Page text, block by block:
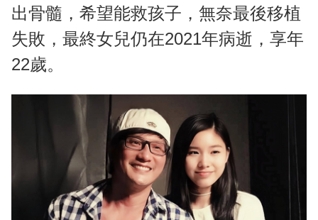
出骨髓，希望能救孩子，無奈最後移植
失敗，最終女兒仍在2021年病逝，享年
22歲。